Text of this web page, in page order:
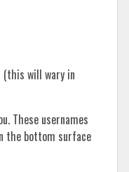
(this will wary in
These usernames
the bottom surface